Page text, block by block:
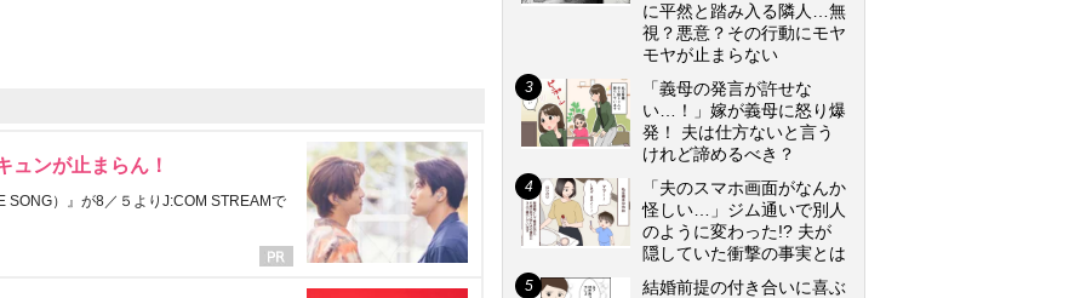
ュンが止まらん！
SONG）』が8／５よりJ:COM STREAMで
に平然と踏み入る隣人…無
視？悪意？その行動にモヤ
モヤが止まらない
「義母の発言が許せな
い…！」嫁が義母に怒り爆
発！ 夫は仕方ないと言う
けれど諦めるべき？
「夫のスマホ画面がなんか
怪しい…」ジム通いで別人
のように変わった!? 夫が
隠していた衝撃の事実とは
結婚前提の付き合いに喜ぶ